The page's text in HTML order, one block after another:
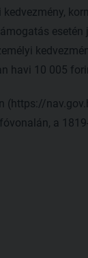
havi 10 005
(https://
a